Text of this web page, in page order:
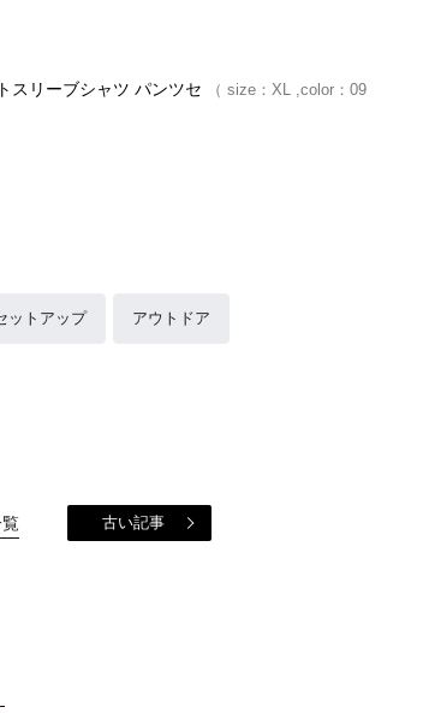
スリーブシャツ パンツセ size： XL color： 09
ットアップ アウトドア
古い記事